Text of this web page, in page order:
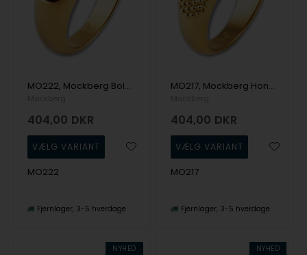
MO222, Mockberg Bold Gold Ring 50 Ring
404,00 DKR
MO222
Fjernlager 3-5 hverdage
MO217, Mockberg Honey Gold Ring 50 Ring
404,00 DKR
MO217
Fjernlager 3-5 hverdage
NYHED
NYHED